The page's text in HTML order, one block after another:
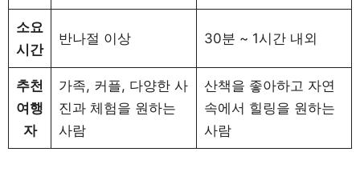
소요
시간
반나절 이상 30분 ~ 1시간 내외
추천
여행
자
가족, 커플, 다양한 사
진과 체험을 원하는
사람
산책을 좋아하고 자연
속에서 힐링을 원하는
사람